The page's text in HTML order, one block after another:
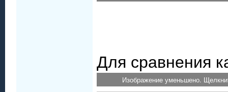
Для сравнения
Изображение уменьшено.